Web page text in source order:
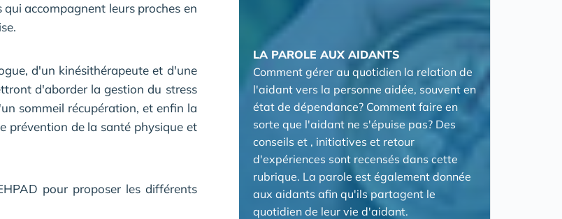
accompagnent leurs proches en
d'un kinésithérapeute et d'une
d'aborder la gestion du stress
sommeil récupération, et enfin la
prévention de la santé physique et
pour proposer les différents
LA PAROLE AUX AIDANTS
Comment gérer au quotidien la relation de
l'aidant vers la personne aidée, souvent en
état de dépendance? Comment faire en
sorte que l'aidant ne s'épuise pas? Des
conseils et , initiatives et retour
d'expériences sont recensés dans cette
rubrique. La parole est également donnée
aux aidants afin qu'ils partagent le
quotidien de leur vie d'aidant.